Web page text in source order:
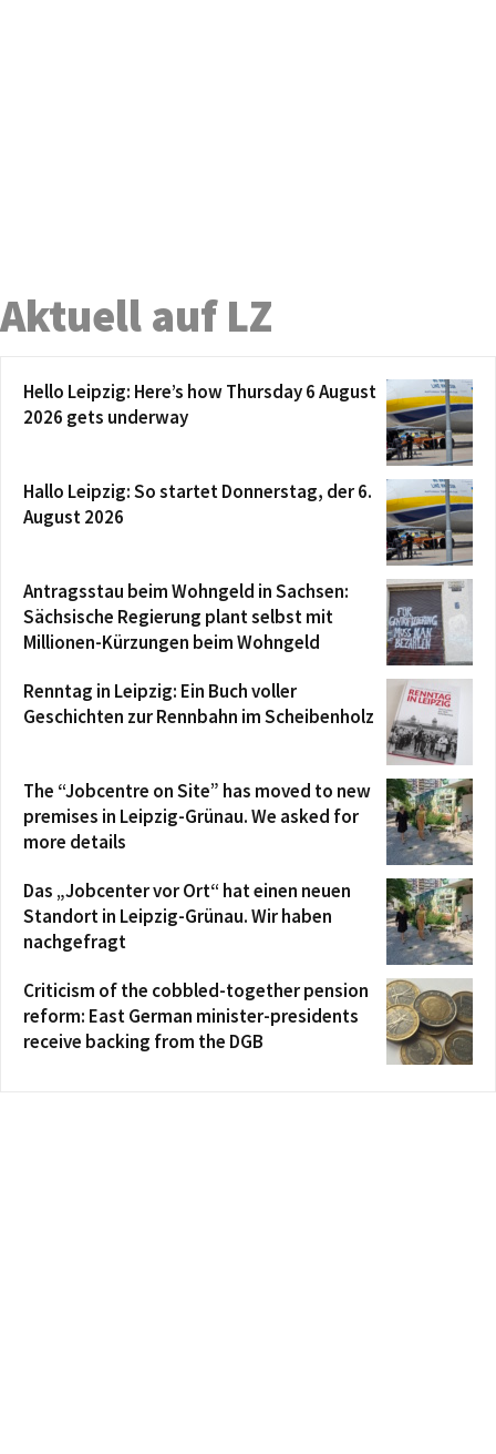
Aktuell auf LZ
Hello Leipzig: Here’s how Thursday 6 August
2026 gets underway
Hallo Leipzig: So startet Donnerstag, der 6.
August 2026
Antragsstau beim Wohngeld in Sachsen:
Sächsische Regierung plant selbst mit
Millionen-Kürzungen beim Wohngeld
Renntag in Leipzig: Ein Buch voller
Geschichten zur Rennbahn im Scheibenholz
The “Jobcentre on Site” has moved to new
premises in Leipzig-Grünau. We asked for
more details
Das „Jobcenter vor Ort“ hat einen neuen
Standort in Leipzig-Grünau. Wir haben
nachgefragt
Criticism of the cobbled-together pension
reform: East German minister-presidents
receive backing from the DGB